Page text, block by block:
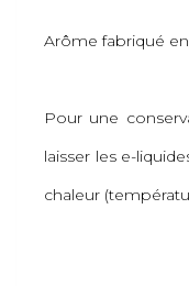
Arôme fabriqué en
Pour une
laisser les e-
chaleur